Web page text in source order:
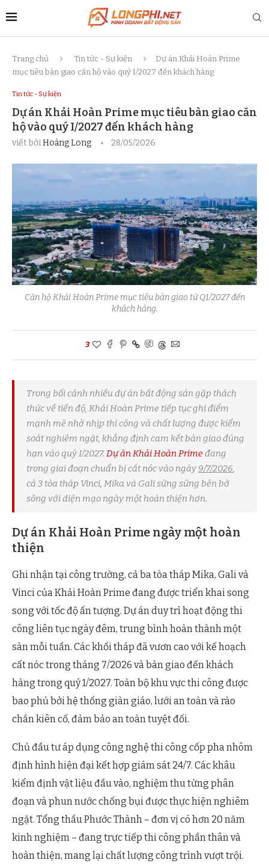
Trang chủ Tin tức - Sự kiện
Dự án Khải Hoàn Prime
mục tiêu bàn giao căn hộ vào quý I/2027 đến khách hàng
Tin tức - Sự kiện
Dự án Khải Hoàn Prime mục tiêu bàn giao căn
hộ vào quý I/2027 đến khách hàng
viết bởiHoàng Long 28/05/2026
Căn hộ Khải Hoàn Prime mục tiêu bàn giao từ Q1/2027 đến
khách hàng.
3
Trong bối cảnh nhiều dự án bất động sản gặp thách
thức về tiến độ, Khải Hoàn Prime tiếp tục ghi điểm
mạnh mẽ nhờ nhịp thi công và chất lượng được kiểm
soát nghiêm ngặt, khẳng định cam kết bàn giao đúng
hạn vào quý I/2027. Dự án Khải Hoàn Primeđang
trong giai đoạn chuẩn bị cất nóc vào ngày 9/7/2026
cả 3 tòa tháp Vinci, Mika và Gali sừng sững bên bờ
sông với diện mạo ngày một hoàn thiện hơn.
Dự án Khải Hoàn Prime ngày một hoàn
thiện
Ghi nhận tại công trường, cả ba tòa tháp Mika, Gali và
Vinci của Khải Hoàn Prime đang được triển khai song
song với tốc độ ấn tượng. Dự án duy trì hoạt động thi
công liên tục ngày đêm, trung bình hoàn thành một
sàn mỗi tuần. Các khối tháp đã vươn cao với kế hoạch
cất nóc trong tháng 7/2026 và bàn giao đến khách
hàng trong quý 1/2027. Toàn bộ khu vực thi công được
bao phủ bởi hệ thống giàn giáo, lưới an toàn và rào
chắn kiên cố, đảm bảo an toàn tuyệt đối.
Chủ đầu tư áp dụng công nghệ thi công cốp pha nhôm
định hình hiện đại kết hợp giám sát 24/7. Các khâu
kiểm định vật liệu đầu vào, nghiệm thu từng phân
đoạn và phun nước chống bụi được thực hiện nghiêm
ngặt. Tổng thầu Phước Thành – đơn vị có hơn 20 năm
kinh nghiệm – đang trực tiếp thi công phần thân và
hoàn thiện, mang lại chất lượng công trình vượt trội.